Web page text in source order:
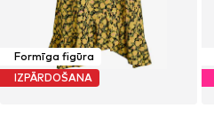
Formīga figūra
IZPĀRDOŠANA